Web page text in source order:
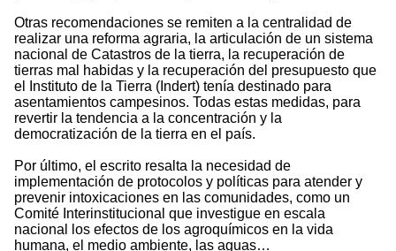
Otras recomendaciones se remiten a la centralidad de
realizar una reforma agraria, la articulación de un sistema
nacional de Catastros de la tierra, la recuperación de
tierras mal habidas y la recuperación del presupuesto que
el Instituto de la Tierra (Indert) tenía destinado para
asentamientos campesinos. Todas estas medidas, para
revertir la tendencia a la concentración y la
democratización de la tierra en el país.
Por último, el escrito resalta la necesidad de
implementación de protocolos y políticas para atender y
prevenir intoxicaciones en las comunidades, como un
Comité Interinstitucional que investigue en escala
nacional los efectos de los agroquímicos en la vida
humana, el medio ambiente, las aguas…